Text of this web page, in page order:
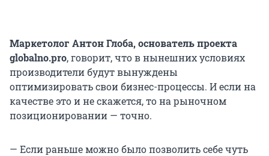
Маркетолог Антон Глоба, основатель проекта
globalno.pro,говорит, что в нынешних условиях
производители будут вынуждены
оптимизировать свои бизнес-процессы. И если на
качестве это и не скажется, то на рыночном
позиционировании — точно.
— Если раньше можно было позволить себе чуть